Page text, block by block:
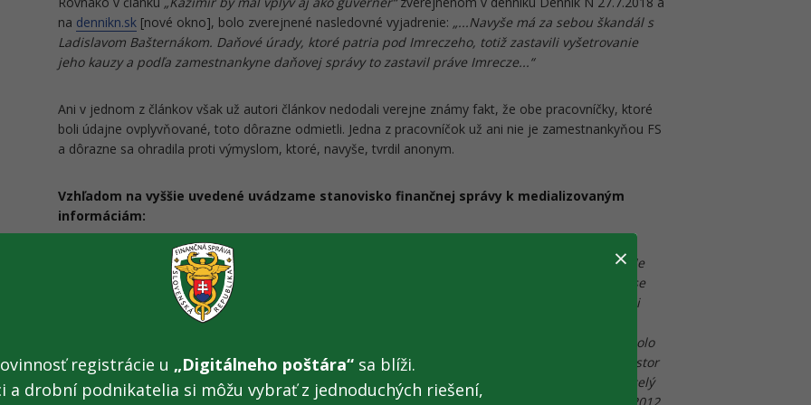
na dennikn.sk [nové okno], bolo zverejnené nasledovné vyjadrenie: „...Navyše má za sebou škandál s
Ladislavom Bašternákom. Daňové úrady, ktoré patria pod Imreczeho, totiž zastavili vyšetrovanie
jeho kauzy a podľa zamestnankyne daňovej správy to zastavil práve Imrecze...“
Ani v jednom z článkov však už autori článkov nedodali verejne známy fakt, že obe pracovníčky, ktoré
boli údajne ovplyvňované, toto dôrazne odmietli. Jedna z pracovníčok už ani nie je zamestnankyňou FS
a dôrazne sa ohradila proti výmyslom, ktoré, navyše, tvrdil anonym.
Vzhľadom na vyššie uvedené uvádzame stanovisko finančnej správy k medializovaným
informáciám:
„Finančná správa koná v každom daňovom prípade rovnako dôsledne a v súlade s legislatívou. Je
dôležité si uvedomiť, že prípad sa vzťahuje na obdobie roku 2012. Finančná správa sa v tom čase
nachádzala v katastrofálnom stave z pohľadu informačných systémov. Faktom je, že neexistovali
žiadne analytické systémy, ktoré by dokázali vyhodnocovať transakcie z pohľadu všetkých
zapojených subjektov do daného reťazca. Chýbal funkčný dátový sklad, na základe ktorého by bolo
možné transakcie vyhodnotiť ako rizikové. Išlo o kolaps informačného systému a ten otvára priestor
pre daňové podvody. Dnes je stav taký, že po zavedení kontrolného výkazu vieme skontrolovať celý
×
registrácie u „Digitálneho poštára“ sa blíži.
a drobní podnikatelia si môžu vybrať z jednoduchých riešení,